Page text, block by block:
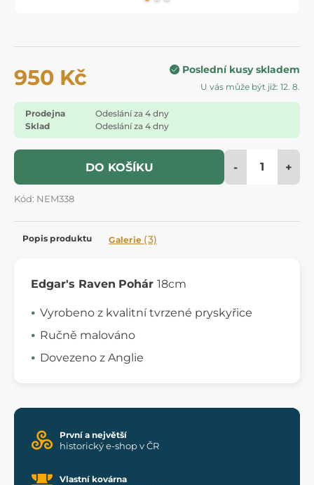
950 Kč Poslední kusy skladem
U vás může být již: 12. 8.
Prodejna
Odeslání za 4 dny
Sklad
Odeslání za 4 dny
DO KOŠÍKU - +
Kód: NEM338
Popis produktu Galerie (3)
Edgar's Raven Pohár 18cm
Vyrobeno z kvalitní tvrzené pryskyřice
Ručně malováno
Dovezeno z Anglie
První a největší
historický e-shop v ČR
Vlastní kovárna